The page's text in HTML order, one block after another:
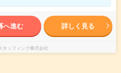
へ進む 詳しく見る
タッフィング株式会社